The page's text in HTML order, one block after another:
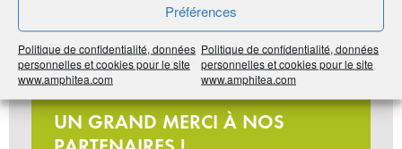
Préférences
Politique de confidentialité, données
personnelles et cookies pour le site
www.amphitea.com
Politique de confidentialité, données
personnelles et cookies pour le site
www.amphitea.com
Jeu-concours
UN GRAND MERCI À NOS